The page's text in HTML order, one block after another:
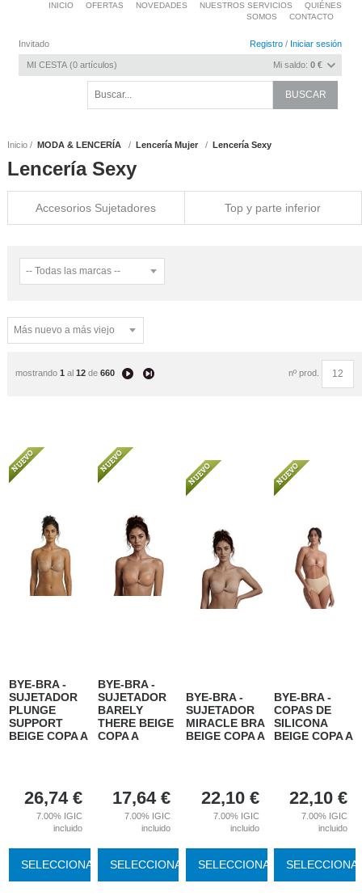
Invitado Registro / Iniciar sesión
MI CESTA 0 artículos Mi saldo: 0 €
INICIO OFERTAS NOVEDADES NUESTROS SERVICIOS
QUIÉNES
SOMOS
CONTACTO
Inicio MODA & LENCERÍA Lencería Mujer Lencería Sexy
Lencería Sexy
Accesorios Sujetadores Top y parte inferior
mostrando 1 al 12de 660 nº prod.
BYE-BRA -
SUJETADOR
PLUNGE
SUPPORT
BEIGE COPA A
26,74 €
7.00% IGIC
incluido
SELECCIONAR
BYE-BRA -
SUJETADOR
BARELY
THERE BEIGE
COPA A
17,64 €
7.00% IGIC
incluido
SELECCIONAR
BYE-BRA -
SUJETADOR
MIRACLE BRA
BEIGE COPA A
22,10 €
7.00% IGIC
incluido
SELECCIONAR
BYE-BRA -
COPAS DE
SILICONA
BEIGE COPA A
22,10 €
7.00% IGIC
incluido